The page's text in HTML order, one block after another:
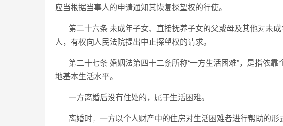
应当根据当事人的申请通知其恢复探望权的行使。
第二十六条 未成年子女、直接抚养子女的父或母及其他对未
人，有权向人民法院提出中止探望权的请求。
第二十七条 婚姻法第四十二条所称“一方生活困难”，是指依
地基本生活水平。
一方离婚后没有住处的，属于生活困难。
离婚时，一方以个人财产中的住房对生活困难者进行帮助的